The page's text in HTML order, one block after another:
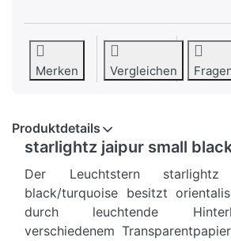
Merken Vergleichen
Produktdetails
starlightz jaipur small
Der Leuchtstern
black/turquoise besitzt
durch leuchtende
verschiedenem